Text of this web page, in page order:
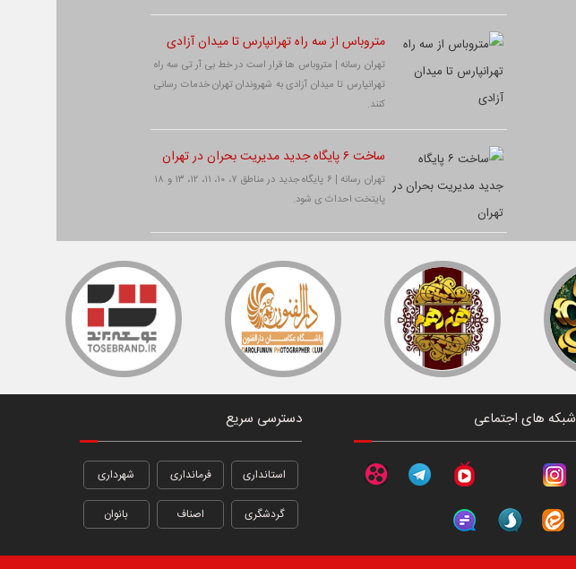
متروباس از سه راه تهرانپارس تا میدان آزادی
تهران رسانه | متروباس ها قرار است در خط بی آر تی سه راه
تهرانپارس تا میدان آزادی به شهروندان تهران خدمات رسانی
کنند.
ساخت ۶ پایگاه جدید مدیریت بحران در تهران
تهران رسانه | ۶ پایگاه جدید در مناطق ۷، ۱۰، ۱۱، ۱۲، ۱۳ و ۱۸
پایتخت احداث ی شود.
شبکه های اجتماعی دسترسی سریع
استانداری فرمانداری شهرداری
گردشگری اصناف بانوان